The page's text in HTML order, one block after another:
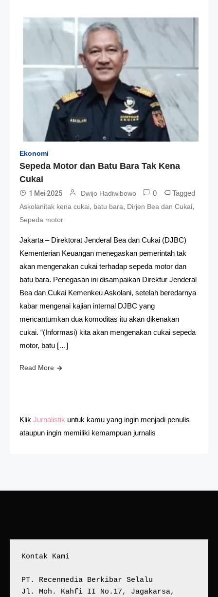
Ekonomi
Sepeda Motor dan Batu Bara Tak Kena
Cukai
1 Mei 2025 Dwijo Hadiwibowo 0 Tagged
Askolanitak kena cukai, batu bara, Dirjen Bea dan Cukai,
Sepeda motor
Jakarta – Direktorat Jenderal Bea dan Cukai (DJBC)
Kementerian Keuangan menegaskan pemerintah tak
akan mengenakan cukai terhadap sepeda motor dan
batu bara. Penegasan ini disampaikan Direktur Jenderal
Bea dan Cukai Kemenkeu Askolani, setelah beredarnya
kabar mengenai kajian internal DJBC yang
mencantumkan dua komoditas itu akan dikenakan
cukai. “(Informasi) kita akan mengenakan cukai sepeda
motor, batu […]
Read More
Klik Jurnalistik untuk kamu yang ingin menjadi penulis
ataupun ingin memiliki kemampuan jurnalis
Kontak Kami
PT. Recenmedia Berkibar Selalu
Jl. Moh. Kahfi II No.17, Jagakarsa,